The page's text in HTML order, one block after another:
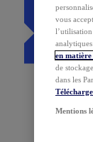
vous
en matière
de
dans les
Mentions